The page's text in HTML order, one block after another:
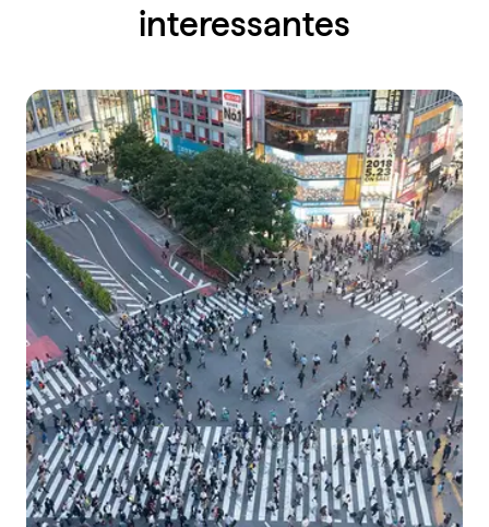
interessantes